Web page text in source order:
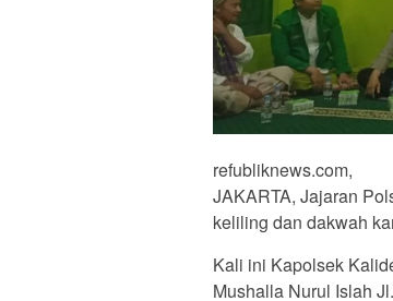
refubliknews.com,
JAKARTA, Jajaran
keliling dan dakwah
Kali ini Kapolsek
Mushalla Nurul Islah